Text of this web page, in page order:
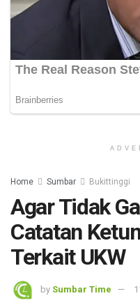
Home Sumbar Bukittinggi
Agar Tidak
Catatan
Terkait UKW
by Sumbar Time